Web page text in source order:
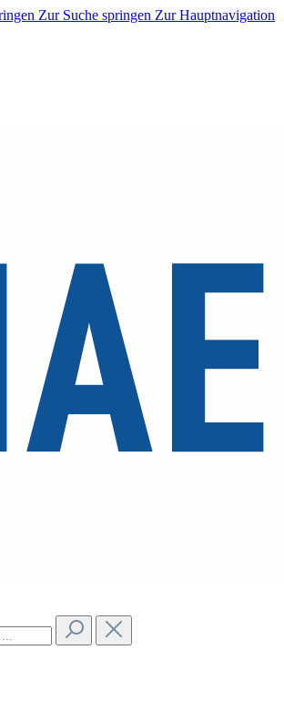
Zur Suche springen Zur Hauptnavigation